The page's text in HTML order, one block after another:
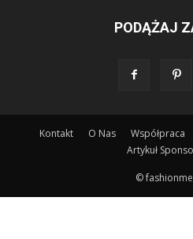
PODĄŻAJ
Kontakt O Nas Współpraca
Artykuł
©